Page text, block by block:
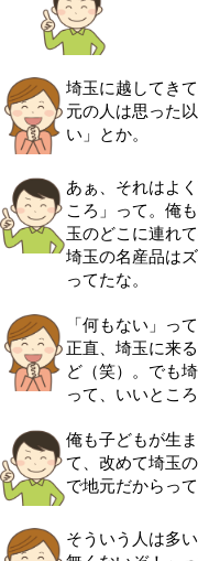
埼玉に越してき
元の人は思った
い」とか。
あぁ、それはよ
ころ」って。俺
玉のどこに連れ
埼玉の名産品は
ってたな。
「何もない」っ
正直、埼玉に来
ど（笑）。でも
って、いいとこ
俺も子どもが生
て、改めて埼玉
で地元だからっ
そういう人は多